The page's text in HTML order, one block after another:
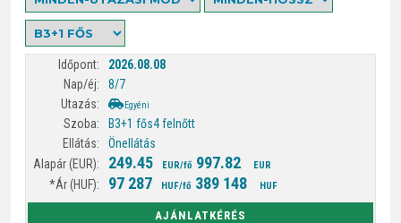
2026.08.08
8/7
Egyéni
B3+1 fős4 felnőtt
Önellátás
249.45 EUR/fő 997.82 EUR
97 287 HUF/fő 389 148 HUF
AJÁNLATKÉRÉS